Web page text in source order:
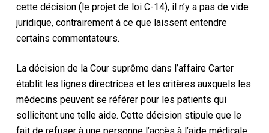
cette décision (le projet de loi C-14), il n’y a pas de vide
juridique, contrairement à ce que laissent entendre
certains commentateurs.
La décision de la Cour suprême dans l’affaire Carter
établit les lignes directrices et les critères auxquels les
médecins peuvent se référer pour les patients qui
sollicitent une telle aide. Cette décision stipule que le